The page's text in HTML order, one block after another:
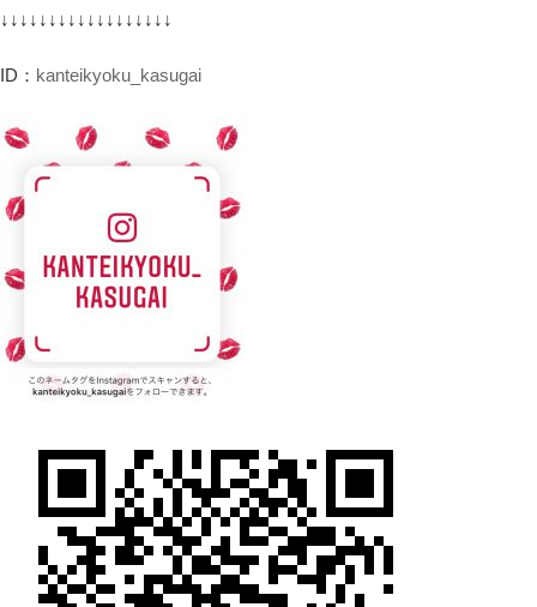
↓↓↓↓↓↓↓↓↓↓↓↓↓↓↓↓↓↓
ID： kanteikyoku_kasugai